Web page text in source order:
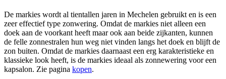
De markies wordt al tientallen jaren in Mechelen gebruikt en is een
zeer effectief type zonwering. Omdat de markies niet alleen een
doek aan de voorkant heeft maar ook aan beide zijkanten, kunnen
de felle zonnestralen hun weg niet vinden langs het doek en blijft de
zon buiten. Omdat de markies daarnaast een erg karakteristieke en
klassieke look heeft, is de markies ideaal als zonnewering voor een
kapsalon. Zie pagina kopen.